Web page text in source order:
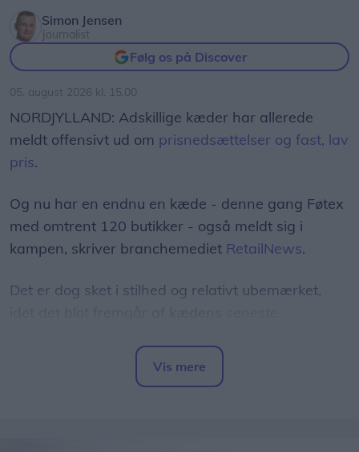
Simon Jensen
Journalist
Følg os på Discover
05. august 2026 kl. 15.00
NORDJYLLAND: Adskillige kæder har allerede
meldt offensivt ud om prisnedsættelser og fast, lav
pris.
Og nu har en endnu en kæde - denne gang Føtex
med omtrent 120 butikker - også meldt sig i
kampen, skriver branchemediet RetailNews.
Det er dog sket i stilhed og relativt ubemærket,
100 dagligvarer "til discountniveau".
Vis mere